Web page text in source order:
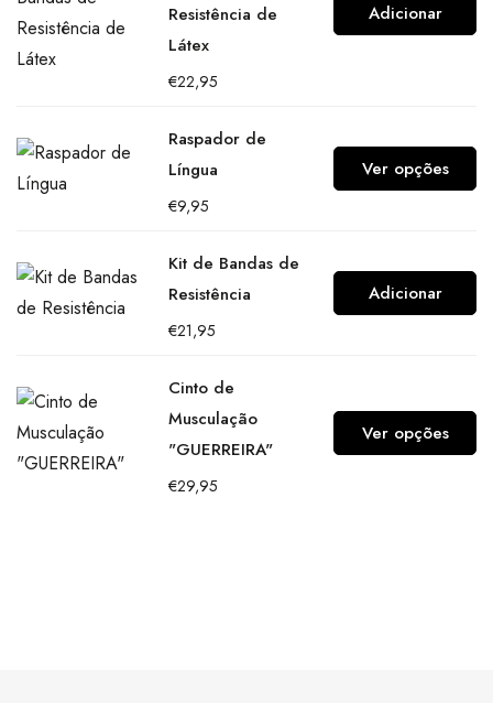
Resistência de
Látex
€22,95
Adicionar
Raspador de
Língua
€9,95
Ver opções
Kit de Bandas de
Resistência
€21,95
Adicionar
Cinto de
Musculação
"GUERREIRA"
€29,95
Ver opções